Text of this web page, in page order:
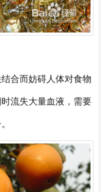
合而妨碍人体对食物
流失大量血液，需要